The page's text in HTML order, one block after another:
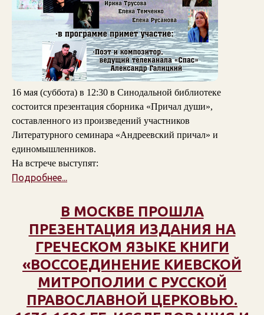
16 мая (суббота) в 12:30 в Синодальной библиотеке
состоится презентация сборника «Причал души»,
составленного из произведений участников
Литературного семинара «Андреевский причал» и
единомышленников.
На встрече выступят:
Подробнее...
В МОСКВЕ ПРОШЛА
ПРЕЗЕНТАЦИЯ ИЗДАНИЯ НА
ГРЕЧЕСКОМ ЯЗЫКЕ КНИГИ
«ВОССОЕДИНЕНИЕ КИЕВСКОЙ
МИТРОПОЛИИ С РУССКОЙ
ПРАВОСЛАВНОЙ ЦЕРКОВЬЮ.